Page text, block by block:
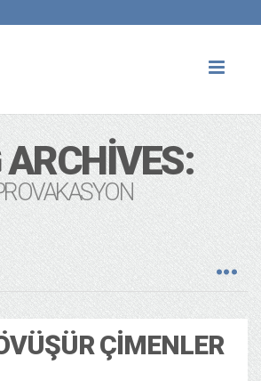
ÇIMENLER